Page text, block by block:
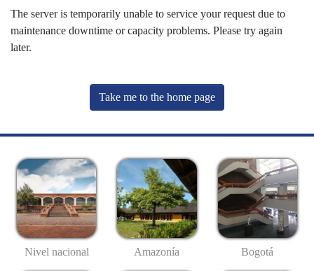
The server is temporarily unable to service your request due to
maintenance downtime or capacity problems. Please try again
later.
Take me to the home page
Nivel nacional Amazonía Bogotá